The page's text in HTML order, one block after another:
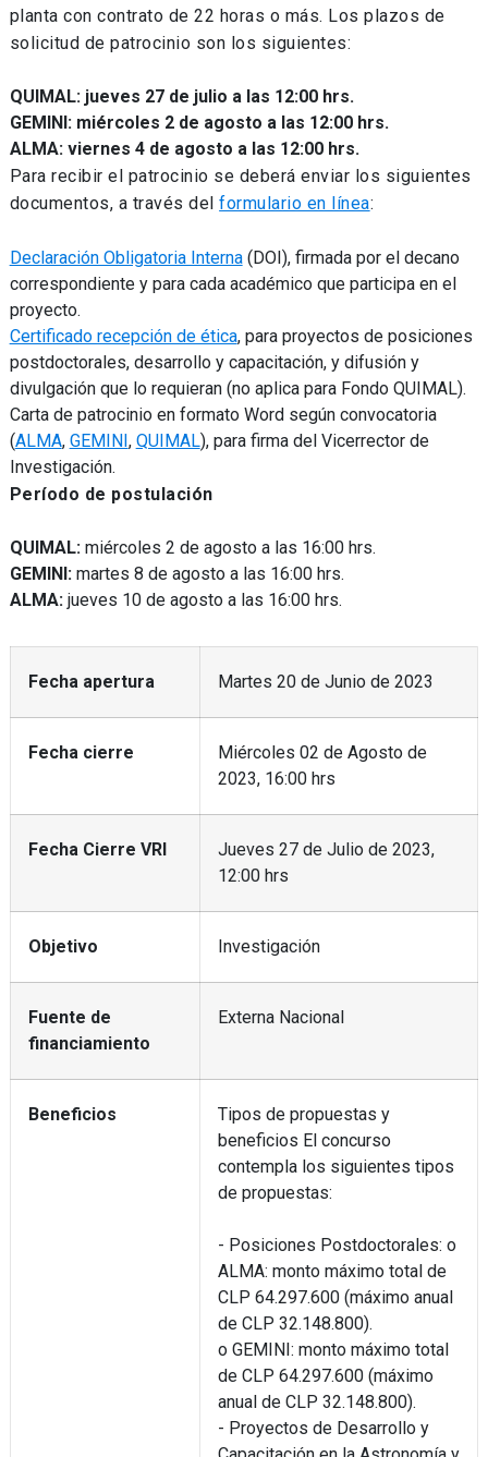
planta con contrato de 22 horas o más. Los plazos de
solicitud de patrocinio son los siguientes:
QUIMAL: jueves 27 de julio a las 12:00 hrs.
GEMINI: miércoles 2 de agosto a las 12:00 hrs.
ALMA: viernes 4 de agosto a las 12:00 hrs.
Para recibir el patrocinio se deberá enviar los siguientes
documentos, a través delformulario en línea:
Declaración Obligatoria Interna(DOI), firmada por el decano
correspondiente y para cada académico que participa en el
proyecto.
Certificado recepción de ética, para proyectos de posiciones
postdoctorales, desarrollo y capacitación, y difusión y
divulgación que lo requieran (no aplica para Fondo QUIMAL).
Carta de patrocinio en formato Word según convocatoria
(ALMA, GEMINI, QUIMAL), para firma del Vicerrector de
Investigación.
Período de postulación
QUIMAL: miércoles 2 de agosto a las 16:00 hrs.
GEMINI: martes 8 de agosto a las 16:00 hrs.
ALMA: jueves 10 de agosto a las 16:00 hrs.
Fecha apertura Martes 20 de Junio de 2023
Fecha cierre
Miércoles 02 de Agosto de
2023, 16:00 hrs
Fecha Cierre VRI
Jueves 27 de Julio de 2023,
12:00 hrs
Objetivo Investigación
Fuente de
financiamiento
Externa Nacional
Beneficios
Tipos de propuestas y
beneficios El concurso
contempla los siguientes tipos
de propuestas:
- Posiciones Postdoctorales: o
ALMA: monto máximo total de
CLP 64.297.600 (máximo anual
de CLP 32.148.800).
o GEMINI: monto máximo total
de CLP 64.297.600 (máximo
anual de CLP 32.148.800).
- Proyectos de Desarrollo y